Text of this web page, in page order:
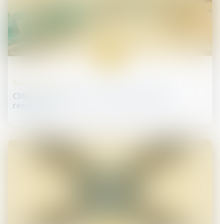
CMU-C, ACS et AME : nouveaux plafonds de
ressources
Droit de la santé